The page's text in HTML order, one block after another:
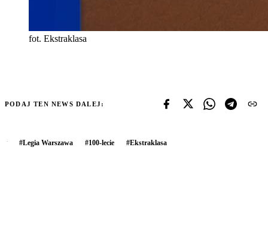
fot. Ekstraklasa
PODAJ TEN NEWS DALEJ:
#Legia Warszawa #100-lecie #Ekstraklasa